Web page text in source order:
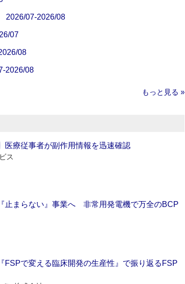
07-2026/08
07
08
2026/08
もっと見る »
医療従事者が副作用情報を迅速確認
ス
止まらない』事業へ 非常用発電機で万全のBCP
FSPで変える臨床開発の生産性』で振り返るFSP